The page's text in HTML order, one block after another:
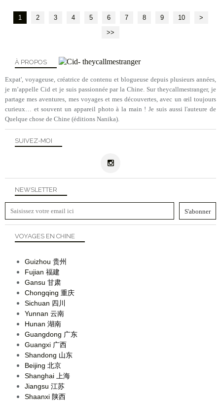
1 2 3 4 5 6 7 8 9 10 20
30
40
50
>
>>
NEWSLETTER
SUIVEZ-MOI
À PROPOS
Expat', voyageuse, créatrice de contenu et blogueuse depuis plusieurs années,
je m’appelle Cid et je suis passionnée par la Chine. Sur theycallmestranger, je
partage mes aventures, mes voyages et mes découvertes, avec un œil toujours
curieux… et souvent un appareil photo à la main ! Je suis aussi l'auteure de
Quelque chose de Chine (éditions Nanika).
VOYAGES EN CHINE
Guizhou 贵州
Fujian 福建
Gansu 甘肃
Chongqing 重庆
Sichuan 四川
Yunnan 云南
Hunan 湖南
Guangdong 广东
Guangxi 广西
Shandong 山东
Beijing 北京
Shanghai 上海
Jiangsu 江苏
Shaanxi 陕西